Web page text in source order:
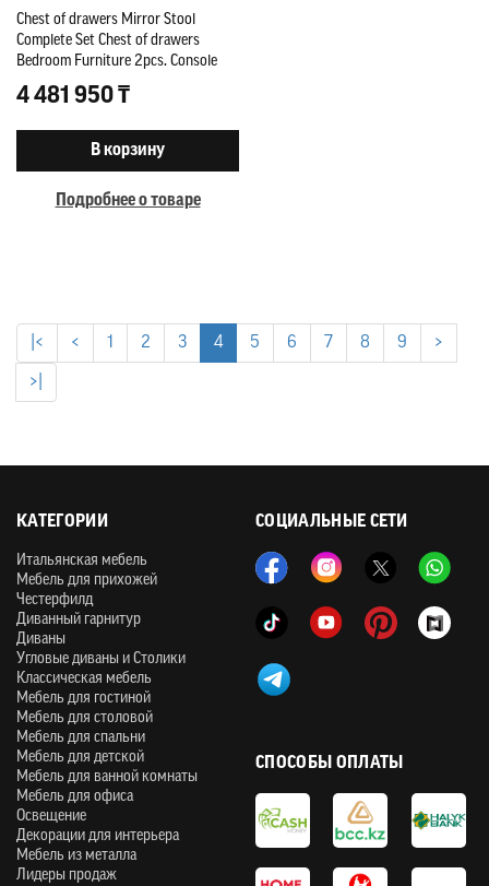
Chest of drawers Mirror Stool
Complete Set Chest of drawers
Bedroom Furniture 2pcs. Console
new
4 481 950 ₸
В корзину
Подробнее о товаре
|< < 1 2 3 4 5 6 7 8 9 >
>|
СОЦИАЛЬНЫЕ СЕТИ
КАТЕГОРИИ
Итальянская мебель
Мебель для прихожей
Честерфилд
Диванный гарнитур
Диваны
Угловые диваны и Столики
Классическая мебель
Мебель для гостиной
Мебель для столовой
Мебель для спальни
Мебель для детской
Мебель для ванной комнаты
Мебель для офиса
Освещение
Декорации для интерьера
Мебель из металла
Лидеры продаж
СПОСОБЫ ОПЛАТЫ